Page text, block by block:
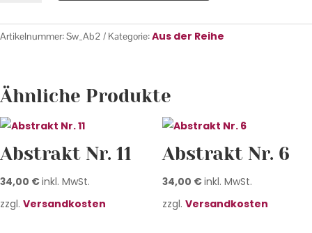
Artikelnummer:Sw_Ab2 Kategorie:Aus der Reihe
Ähnliche Produkte
Abstrakt Nr. 11
34,00 €inkl. MwSt.
zzgl. Versandkosten
Abstrakt Nr. 6
34,00 €inkl. MwSt.
zzgl. Versandkosten